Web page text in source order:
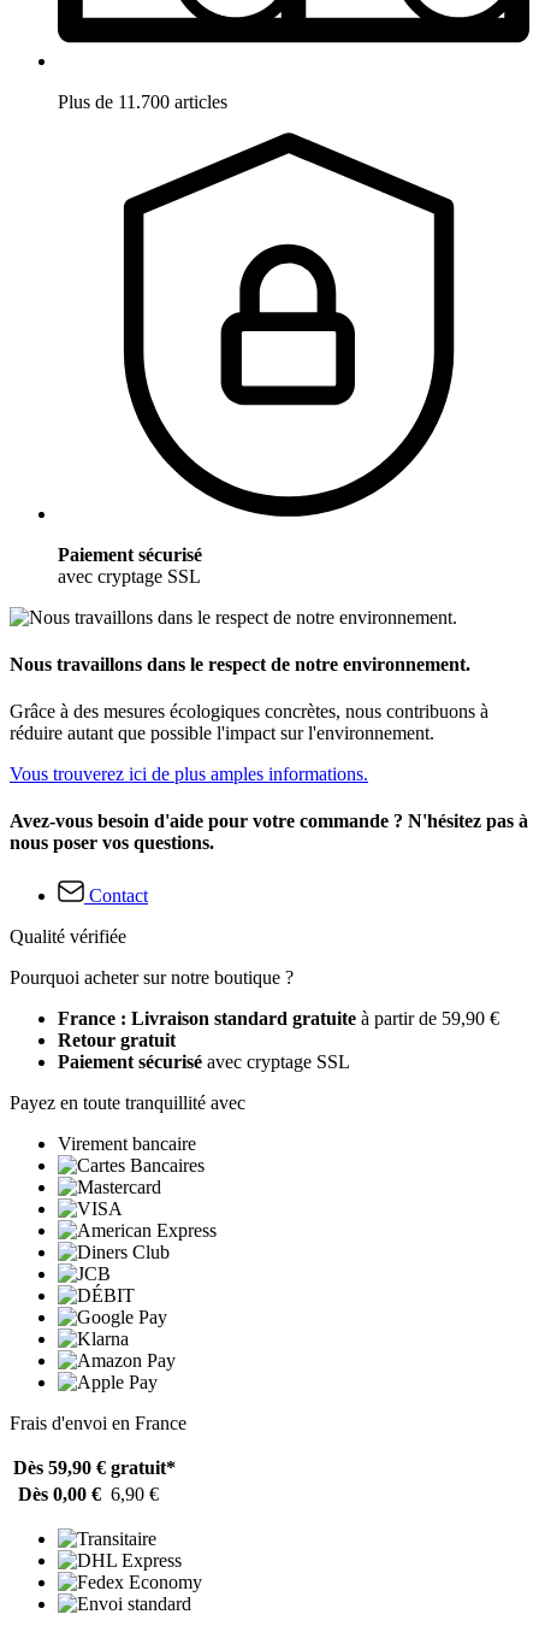
Plus de 11.700 articles
Paiement sécurisé
avec cryptage SSL
Nous travaillons dans le respect de notre environnement.
Grâce à des mesures écologiques concrètes, nous contribuons à
réduire autant que possible l'impact sur l'environnement.
Vous trouverez ici de plus amples informations.
Avez-vous besoin d'aide pour votre commande ? N'hésitez pas à
nous poser vos questions.
Contact
Qualité vérifiée
Pourquoi acheter sur notre boutique ?
France : Livraison standard gratuite à partir de 59,90 €
Retour gratuit
Paiement sécurisé avec cryptage SSL
Payez en toute tranquillité avec
Virement bancaire
Frais d'envoi en France
Dès 59,90 € gratuit*
Dès 0,00 € 6,90 €